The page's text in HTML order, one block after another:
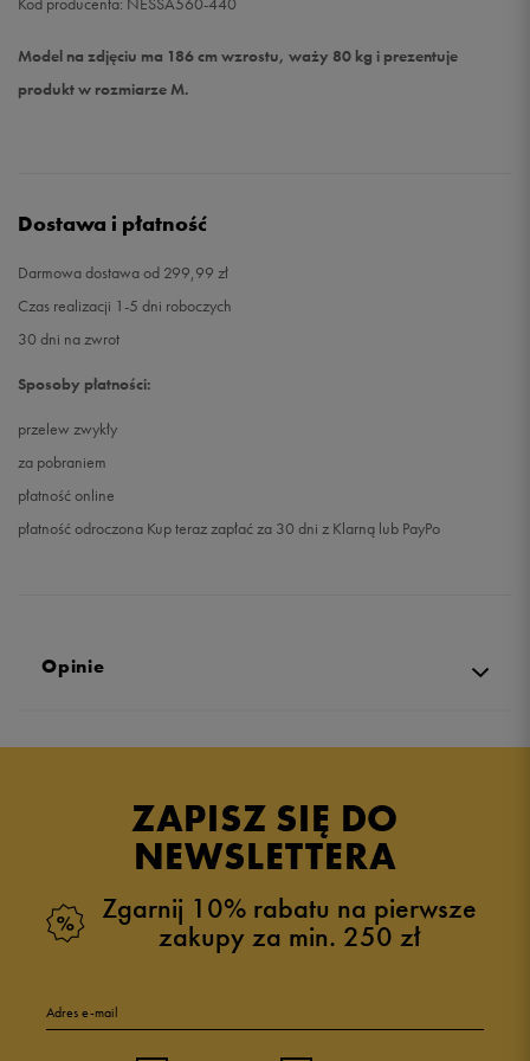
Model na zdjęciu ma 186 cm wzrostu, waży 80 kg i prezentuje
produkt w rozmiarze M.
Dostawa i płatność
Darmowa dostawa od 299,99 zł
Czas realizacji 1-5 dni roboczych
30 dni na zwrot
Sposoby płatności:
przelew zwykły
za pobraniem
płatność online
płatność odroczona Kup teraz zapłać za 30 dni z Klarną lub PayPo
Opinie
5.0
zebranych i zweryfikowanych przez
4 0%
ZAPISZ SIĘ DO
NEWSLETTERA
Zgarnij 10% rabatu na pierwsze
zakupy za min. 250 zł
Adres e-mail